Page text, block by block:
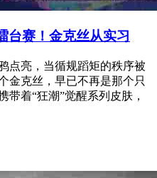
台赛！金克丝从实习
点亮，当循规蹈矩的秩序被
金克丝，早已不再是那个只
带着“狂潮”觉醒系列皮肤，